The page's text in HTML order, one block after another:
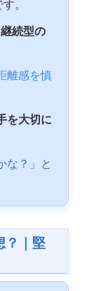
。
続型の
離感を慎
を大切に
な？」と
？｜堅